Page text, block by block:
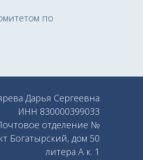
по
Дарья Сергеевна
ИНН 830000399033
отделение №
Богатырский, дом 50
литера А к. 1